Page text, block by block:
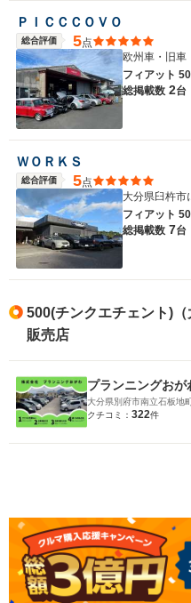
ＰＩＣＣＣＯＶＯ
総合評価 5点
欧州車・旧車
フィアット
総掲載数 2台
ＷＯＲＫＳ
総合評価 5点
大分県臼杵市
フィアット
総掲載数 7台
500(チンクエチェント)
販売店
プランニングおが
大分県別府市南立石板地
クチコミ： 322件